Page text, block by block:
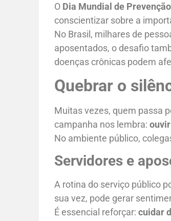
O Dia Mundial de
conscientizar sobre a
No Brasil, milhares de
aposentados, o desafio
doenças crônicas podem
Quebrar o
Muitas vezes, quem passa
campanha nos lembra:
No ambiente público,
Servidores e
A rotina do serviço público
sua vez, pode gerar
É essencial reforçar:cuidar